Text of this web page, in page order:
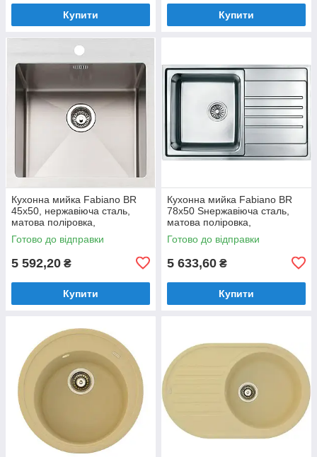
Купити Купити
Кухонна мийка Fabiano BR
45x50, нержавіюча сталь,
матова поліровка,
одночашева без крила
(8213.401.0924)
Готово до відправки
5 592,20 ₴
Купити
Кухонна мийка Fabiano BR
78x50 Sнержавіюча сталь,
матова поліровка,
одночашева з крилом
(8213.401.0013)
Готово до відправки
5 633,60 ₴
Купити